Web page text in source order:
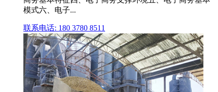
模式六、电子...
联系电话: 180 3780 8511